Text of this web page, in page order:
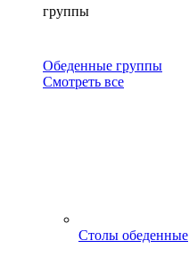
группы
Обеденные группы
Смотреть все
Столы обеденные